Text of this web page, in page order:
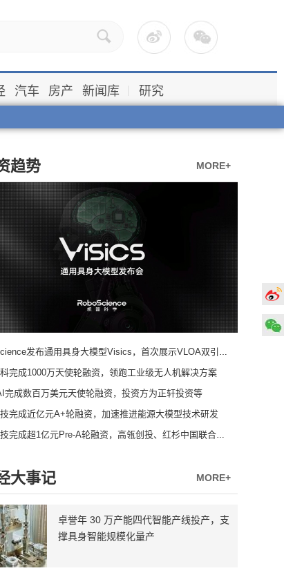
汽车 房产 新闻库 研究
MORE+
趋势
RoboScience发布通用具身大模型Visics，首次展示VLOA双引擎架构
完成1000万天使轮融资，领跑工业级无人机解决方案
完成数百万美元天使轮融资，投资方为正轩投资等
完成近亿元A+轮融资，加速推进能源大模型技术研发
讯兔科技完成超1亿元Pre-A轮融资，高瓴创投、红杉中国联合领投
MORE+
大事记
卓誉年 30 万产能四代智能产线投产，支
撑具身智能规模化量产